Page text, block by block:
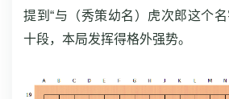
提到“与（秀策幼名）虎次郎这个
十段，本局发挥得格外强势。